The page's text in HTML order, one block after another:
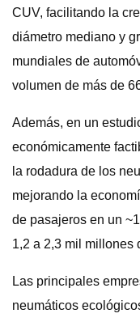
CUV, facilitando la
diámetro mediano y
mundiales de
volumen de más de
Además, en un
económicamente
la rodadura de los
mejorando la
de pasajeros en un
1,2 a 2,3 mil millones
Las principales
neumáticos